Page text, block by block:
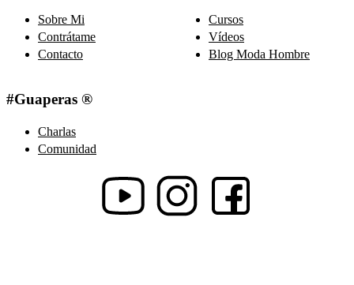
Sobre Mi
Contrátame
Contacto
Cursos
Vídeos
Blog Moda Hombre
#Guaperas ®
Charlas
Comunidad